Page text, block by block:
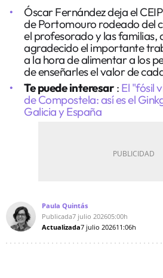
Óscar Fernández deja el
de Portomouro rodeado del
el profesorado y las familias,
agradecido el importante
a la hora de alimentar a los
de enseñarles el valor de
Te puede interesar : El "fósil
de Compostela: así es el
Galicia y España
Paula Quintás
Publicada7 julio 202605:00h
Actualizada7 julio 202611:06h